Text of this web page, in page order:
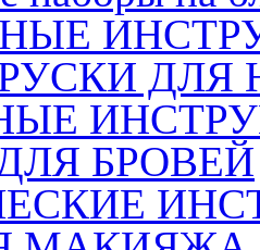
ДЛЯ
БРОВЕЙ